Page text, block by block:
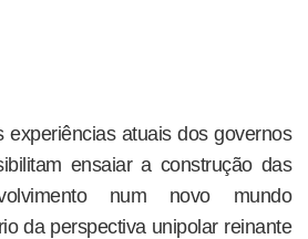
experiências atuais dos governos
ensaiar a construção das
num novo mundo
da perspectiva unipolar reinante